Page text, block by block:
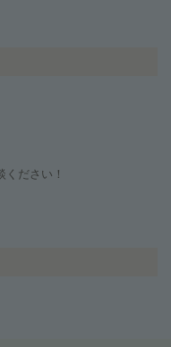
ださい！